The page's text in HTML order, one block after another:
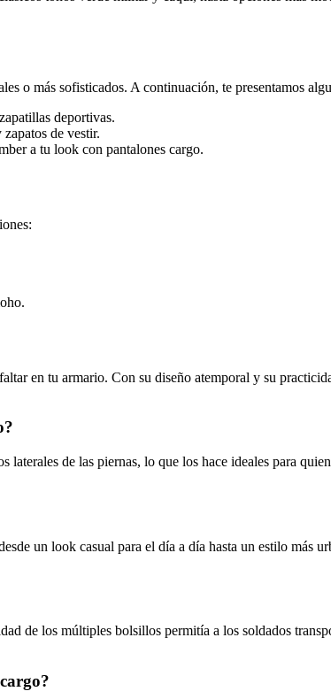
o más sofisticados. A continuación, te presentamos
deportivas.
de vestir.
a tu look con pantalones cargo.
en tu armario. Con su diseño atemporal y su
de las piernas, lo que los hace ideales para
un look casual para el día a día hasta un estilo más
de los múltiples bolsillos permitía a los soldados